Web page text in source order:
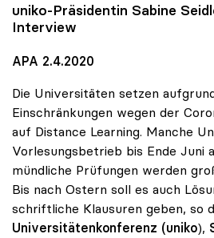
uniko-Präsidentin Sabine
Interview
APA 2.4.2020
Die Universitäten setzen
Einschränkungen wegen der
auf Distance Learning. Manche
Vorlesungsbetrieb bis Ende Juni
mündliche Prüfungen werden
Bis nach Ostern soll es auch
schriftliche Klausuren geben, so
Universitätenkonferenz (uniko),